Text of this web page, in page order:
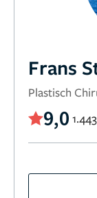
Frans
Plastisch
9,0